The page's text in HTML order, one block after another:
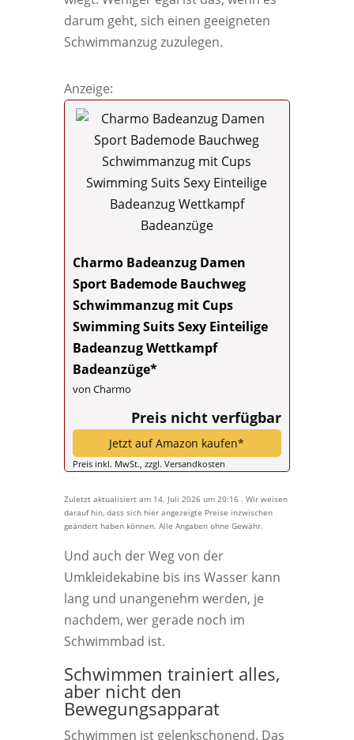
darum geht, sich einen geeigneten
Schwimmanzug zuzulegen.
Anzeige:
Charmo Badeanzug Damen
Sport Bademode Bauchweg
Schwimmanzug mit Cups
Swimming Suits Sexy Einteilige
Badeanzug Wettkampf
Badeanzüge*
von Charmo
Preis nicht verfügbar
Jetzt auf Amazon kaufen*
Preis inkl. MwSt., zzgl. Versandkosten
Zuletzt aktualisiert am 14. Juli 2026 um 20:16 . Wir weisen
darauf hin, dass sich hier angezeigte Preise inzwischen
geändert haben können. Alle Angaben ohne Gewähr.
Und auch der Weg von der
Umkleidekabine bis ins Wasser kann
lang und unangenehm werden, je
nachdem, wer gerade noch im
Schwimmbad ist.
Schwimmen trainiert alles,
aber nicht den
Bewegungsapparat
Schwimmen ist gelenkschonend. Das